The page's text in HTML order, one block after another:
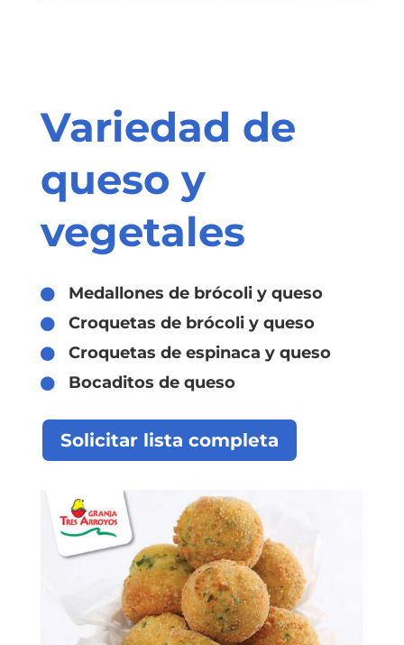
Variedad de
queso y
vegetales
 Medallones de brócoli y queso
 Croquetas de brócoli y queso
 Croquetas de espinaca y queso
 Bocaditos de queso
Solicitar lista completa